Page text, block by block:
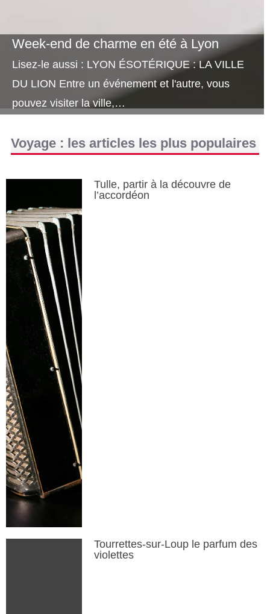
Week-end de charme en été à Lyon
Lisez-le aussi : LYON ÉSOTÉRIQUE : LA VILLE
DU LION Entre un événement et l'autre, vous
pouvez visiter la ville,…
Voyage : les articles les plus populaires
Tulle, partir à la découvre de
l’accordéon
Tourrettes-sur-Loup le parfum des
violettes